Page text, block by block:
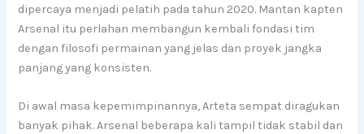
dipercaya menjadi pelatih pada tahun 2020. Mantan kapten
Arsenal itu perlahan membangun kembali fondasi tim
dengan filosofi permainan yang jelas dan proyek jangka
panjang yang konsisten.
Di awal masa kepemimpinannya, Arteta sempat diragukan
banyak pihak. Arsenal beberapa kali tampil tidak stabil dan